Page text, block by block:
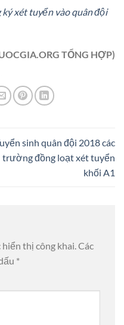
xét tuyển vào quân đội
TỔNG HỢP)
sinh quân đội 2018 các
trường đồng loạt xét tuyển
khối A1
thị công khai.Các
*